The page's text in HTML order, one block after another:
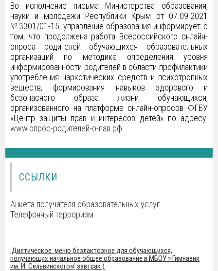
Во исполнение письма Министерства образования,
науки и молодежи Республики Крым от 07.09.2021
№3301/01-15, управление образования информирует о
том, что продолжена работа Всероссийского онлайн-
опроса родителей обучающихся образовательных
организаций по методике определения уровня
информированности родителей в области профилактики
употребления наркотических средств и психотропных
веществ, формирования навыков здорового и
безопасного образа жизни обучающихся,
организованного на платформе онлайн-опросов ФГБУ
«Центр защиты прав и интересов детей» по адресу:
www.опрос-родителей-о-пав.рф
ССЫЛКИ
Анкета получателя образовательных услуг
Телефонный терроризм
Диетическое меню безлактозное для обучающихся,
получающих начальное общее образование в МБОУ » Гимназия
им. И. Сельвинского»( завтрак )